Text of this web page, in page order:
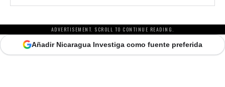
ADVERTISEMENT. SCROLL TO CONTINUE READING.
Añadir Nicaragua Investiga como fuente preferida